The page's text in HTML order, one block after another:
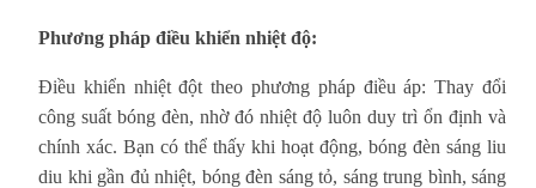
Phương pháp điều khiển nhiệt độ:
Điều khiển nhiệt đột theo phương pháp điều áp: Thay đổi
công suất bóng đèn, nhờ đó nhiệt độ luôn duy trì ổn định và
chính xác. Bạn có thể thấy khi hoạt động, bóng đèn sáng liu
diu khi gần đủ nhiệt, bóng đèn sáng tỏ, sáng trung bình, sáng